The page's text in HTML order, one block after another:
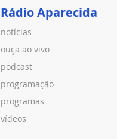
Rádio Aparecida
notícias
ouça ao vivo
podcast
programação
programas
vídeos